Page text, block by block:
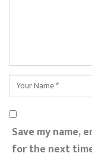
Save my name,
for the next